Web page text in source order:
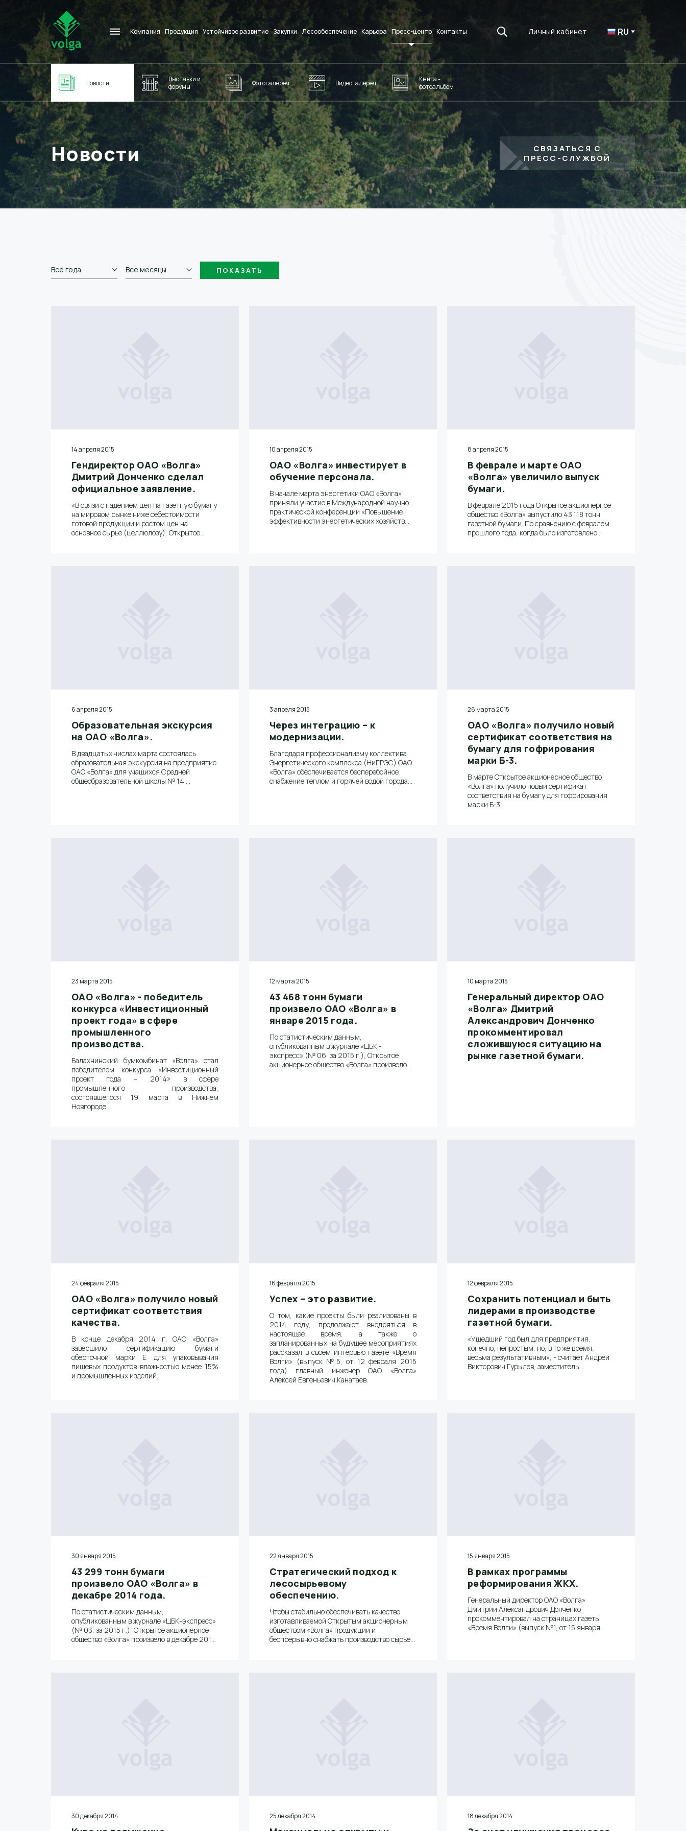
Компания Продукция Устойчивое развитие Закупки Лесообеспечение Карьера Пресс-центр Контакты Личный кабинет RU
Новости
Выставки и
форумы
Фотогалерея Видеогалерея
Книга -
фотоальбом
Новости
СВЯЗАТЬСЯ С
ПРЕСС-СЛУЖБОЙ
Все года Все месяцы
14 апреля 2015
Гендиректор ОАО «Волга»
Дмитрий Донченко сделал
официальное заявление.
«В связи с падением цен на газетную бумагу
на мировом рынке ниже себестоимости
готовой продукции и ростом цен на
основное сырье (целлюлозу), Открытое
10 апреля 2015
ОАО «Волга» инвестирует в
обучение персонала.
В начале марта энергетики ОАО «Волга»
приняли участие в Международной научно-
практической конференции «Повышение
эффективности энергетических хозяйств
8 апреля 2015
В феврале и марте ОАО
«Волга» увеличило выпуск
бумаги.
В феврале 2015 года Открытое акционерное
общество «Волга» выпустило 43,118 тонн
газетной бумаги. По сравнению с февралем
прошлого года, когда было изготовлено
6 апреля 2015
Образовательная экскурсия
на ОАО «Волга».
В двадцатых числах марта состоялась
образовательная экскурсия на предприятие
ОАО «Волга» для учащихся Средней
общеобразовательной школы № 14.
3 апреля 2015
Через интеграцию – к
модернизации.
Благодаря профессионализму коллектива
Энергетического комплекса (НиГРЭС) ОАО
«Волга» обеспечивается бесперебойное
снабжение теплом и горячей водой города
26 марта 2015
ОАО «Волга» получило новый
сертификат соответствия на
бумагу для гофрирования
марки Б-3.
В марте Открытое акционерное общество
«Волга» получило новый сертификат
соответствия на бумагу для гофрирования
марки Б-3.
23 марта 2015
ОАО «Волга» - победитель
конкурса «Инвестиционный
проект года» в сфере
промышленного
производства.
Балахнинский бумкомбинат «Волга» стал
победителем конкурса «Инвестиционный
проект года – 2014» в сфере
промышленного производства,
состоявшегося 19 марта в Нижнем
Новгороде.
12 марта 2015
43 468 тонн бумаги
произвело ОАО «Волга» в
январе 2015 года.
По статистическим данным,
опубликованным в журнале «ЦБК -
экспресс» (№ 06, за 2015 г.), Открытое
акционерное общество «Волга» произвело в
10 марта 2015
Генеральный директор ОАО
«Волга» Дмитрий
Александрович Донченко
прокомментировал
сложившуюся ситуацию на
рынке газетной бумаги.
24 февраля 2015
ОАО «Волга» получило новый
сертификат соответствия
качества.
В конце декабря 2014 г. ОАО «Волга»
завершило сертификацию бумаги
оберточной марки Е для упаковывания
пищевых продуктов влажностью менее 15%
и промышленных изделий.
16 февраля 2015
Успех – это развитие.
О том, какие проекты были реализованы в
2014 году, продолжают внедряться в
настоящее время, а также о
запланированных на будущее мероприятиях
рассказал в своем интервью газете «Время
Волги» (выпуск №5, от 12 февраля 2015
года) главный инженер ОАО «Волга»
Алексей Евгеньевич Канатаев.
12 февраля 2015
Сохранить потенциал и быть
лидерами в производстве
газетной бумаги.
«Ушедший год был для предприятия,
конечно, непростым, но, в то же время,
весьма результативным», - считает Андрей
Викторович Гурылев, заместитель
30 января 2015
43 299 тонн бумаги
произвело ОАО «Волга» в
декабре 2014 года.
По статистическим данным,
опубликованным в журнале «ЦБК-экспресс»
(№ 03, за 2015 г.), Открытое акционерное
общество «Волга» произвело в декабре 2014
22 января 2015
Стратегический подход к
лесосырьевому
обеспечению.
Чтобы стабильно обеспечивать качество
изготавливаемой Открытым акционерным
обществом «Волга» продукции и
беспрерывно снабжать производство сырьем
15 января 2015
В рамках программы
реформирования ЖКХ.
Генеральный директор ОАО «Волга»
Дмитрий Александрович Донченко
прокомментировал на страницах газеты
«Время Волги» (выпуск №1, от 15 января
30 декабря 2014 25 декабря 2014 18 декабря 2014